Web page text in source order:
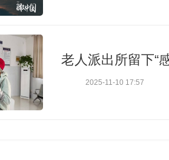
老人派出所留下“
2025-11-10 17:57